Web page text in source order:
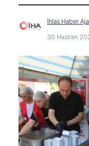
İhlas Haber
30 Haziran